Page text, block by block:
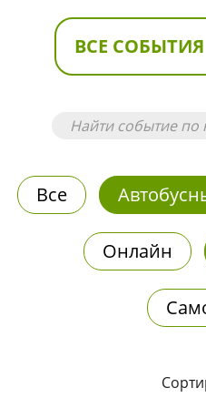
ВСЕ СОБЫТИЯ
Все
Онлайн